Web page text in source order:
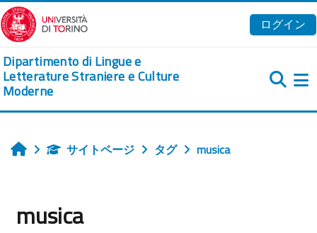
メインコンテンツへスキップする
ログイン
Dipartimento di Lingue e
Letterature Straniere e Culture
Moderne
ホームサイトページ タグ musica
musica